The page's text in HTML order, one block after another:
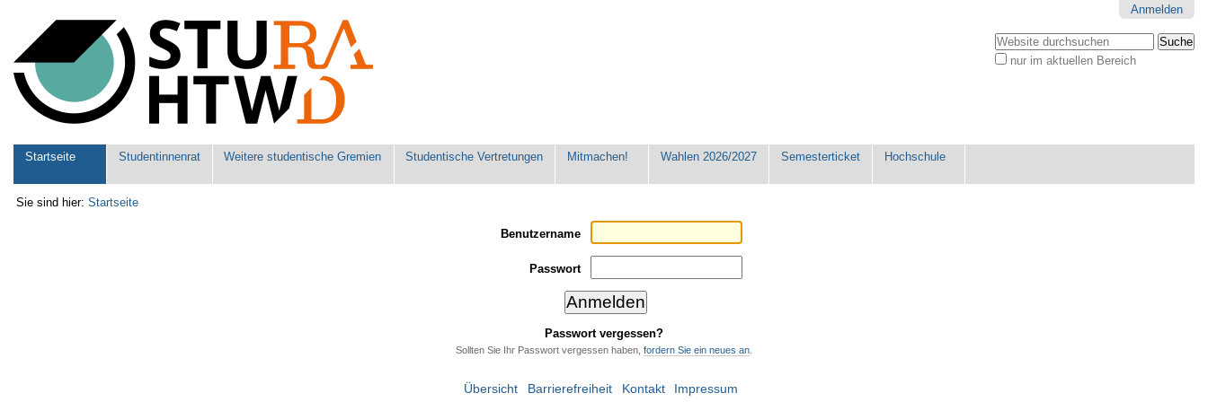
Werkzeuge
Anmelden
Website durchsuchen
nur im aktuellen Bereich
Sektionen
Startseite Studentinnenrat Weitere studentische Gremien Studentische Vertretungen Mitmachen! Wahlen 2026/2027 Semesterticket Hochschule
Sie sind hier: Startseite
Benutzername
Passwort
Passwort vergessen?
Sollten Sie Ihr Passwort vergessen haben, fordern Sie ein neues an.
Übersicht Barrierefreiheit Kontakt Impressum